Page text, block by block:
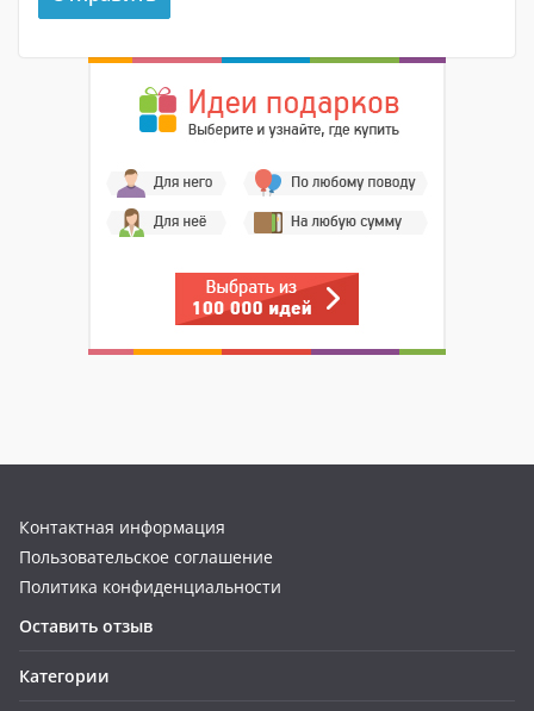
Контактная информация
Пользовательское соглашение
Политика конфиденциальности
Оставить отзыв
Категории